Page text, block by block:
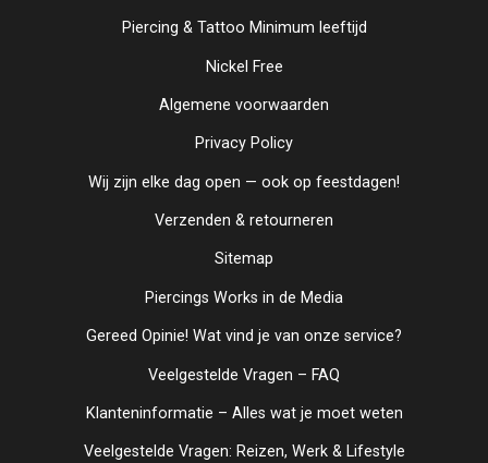
Piercing & Tattoo Minimum leeftijd
Nickel Free
Algemene voorwaarden
Privacy Policy
Wij zijn elke dag open — ook op feestdagen!
Verzenden & retourneren
Sitemap
Piercings Works in de Media
Gereed Opinie! Wat vind je van onze service?
Veelgestelde Vragen – FAQ
Klanteninformatie – Alles wat je moet weten
Veelgestelde Vragen: Reizen, Werk & Lifestyle